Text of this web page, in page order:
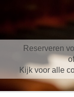
Reserveren
Kijk voor alle